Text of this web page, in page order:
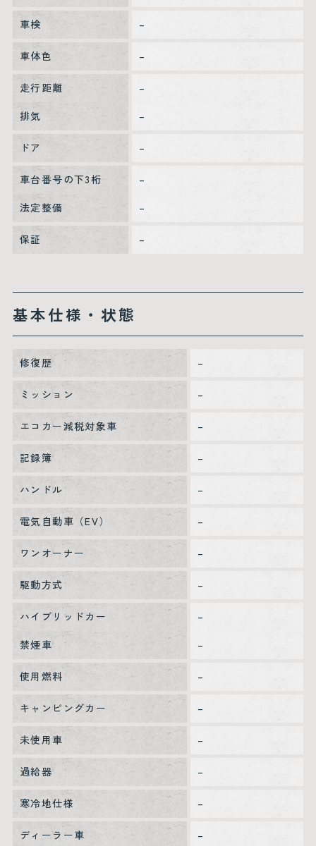
車検 –
車体色 –
走行距離
–
排気
–
ドア –
車台番号の下3桁
–
法定整備
–
保証 –
基本仕様・状態
修復歴 –
ミッション –
エコカー減税対象車 –
記録簿 –
ハンドル –
電気自動車（EV） –
ワンオーナー –
駆動方式 –
ハイブリッドカー
–
禁煙車
–
使用燃料 –
キャンピングカー –
未使用車 –
過給器 –
寒冷地仕様 –
ディーラー車 –